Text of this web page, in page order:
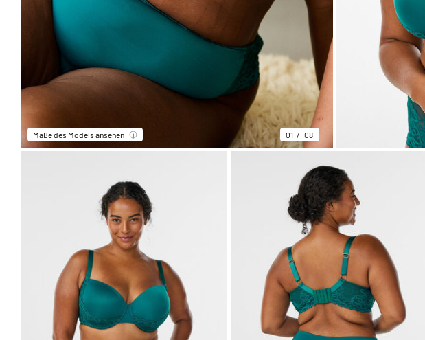
Maße des Models ansehen 01 08